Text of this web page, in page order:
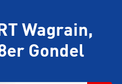
Wagrain,
Gondel